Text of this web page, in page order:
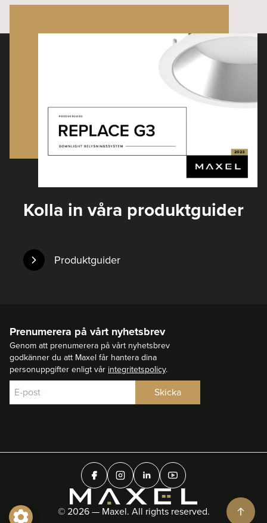
Kolla in våra produktguider
Produktguider
Prenumerera på vårt nyhetsbrev
Genom att prenumerera på vårt nyhetsbrev
godkänner du att Maxel får hantera dina
personuppgifter enligt vår integritetspolicy.
© 2026 — Maxel. All rights reserved.